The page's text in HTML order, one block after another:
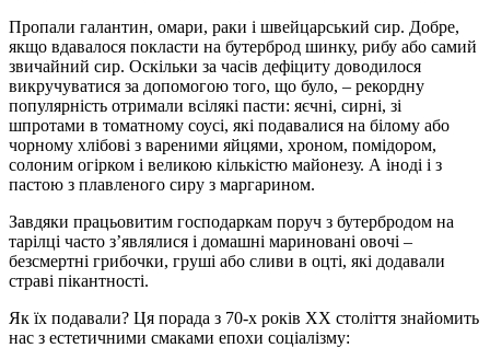
Пропали галантин, омари, раки і швейцарський сир. Добре,
якщо вдавалося покласти на бутерброд шинку, рибу або самий
звичайний сир. Оскільки за часів дефіциту доводилося
викручуватися за допомогою того, що було, – рекордну
популярність отримали всілякі пасти: яєчні, сирні, зі
шпротами в томатному соусі, які подавалися на білому або
чорному хлібові з вареними яйцями, хроном, помідором,
солоним огірком і великою кількістю майонезу. А іноді і з
пастою з плавленого сиру з маргарином.
Завдяки працьовитим господаркам поруч з бутербродом на
тарілці часто з’являлися і домашні мариновані овочі –
безсмертні грибочки, груші або сливи в оцті, які додавали
страві пікантності.
Як їх подавали? Ця порада з 70-х років XX століття знайомить
нас з естетичними смаками епохи соціалізму: